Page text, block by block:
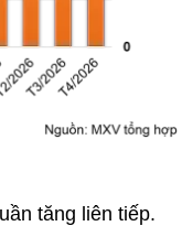
tăng liên tiếp.